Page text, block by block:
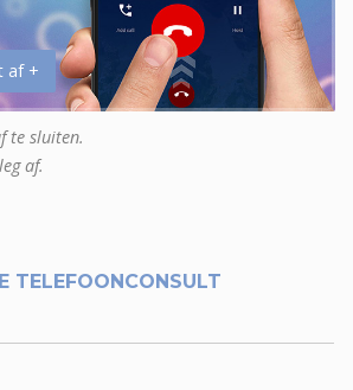
af +
te sluiten.
af.
TELEFOONCONSULT